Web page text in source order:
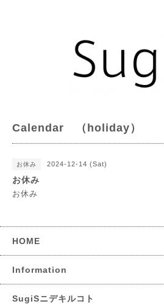
Calendar （holiday）
お休み 2024-12-14 (Sat)
お休み
お休み
HOME
Information
SugiSニデキルコト